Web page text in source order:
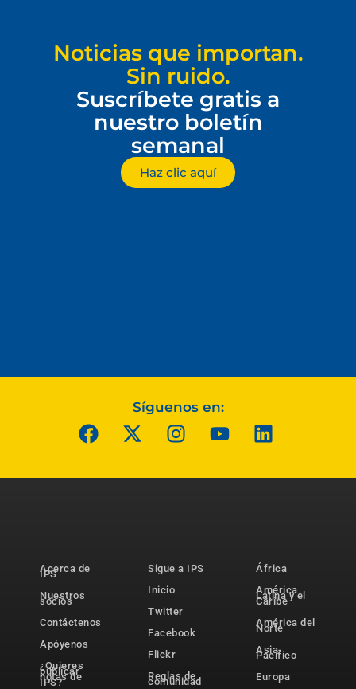
Noticias que importan.
Sin ruido.
Suscríbete gratis a
nuestro boletín
semanal
Haz clic aquí
Síguenos en:
Acerca de
IPS
Nuestros
socios
Contáctenos
Apóyenos
¿Quieres
publicar
notas de
IPS?
Sigue a IPS
Inicio
Twitter
Facebook
Flickr
Reglas de
comunidad
África
América
Latina y el
Caribe
América del
Norte
Asia-
Pacífico
Europa